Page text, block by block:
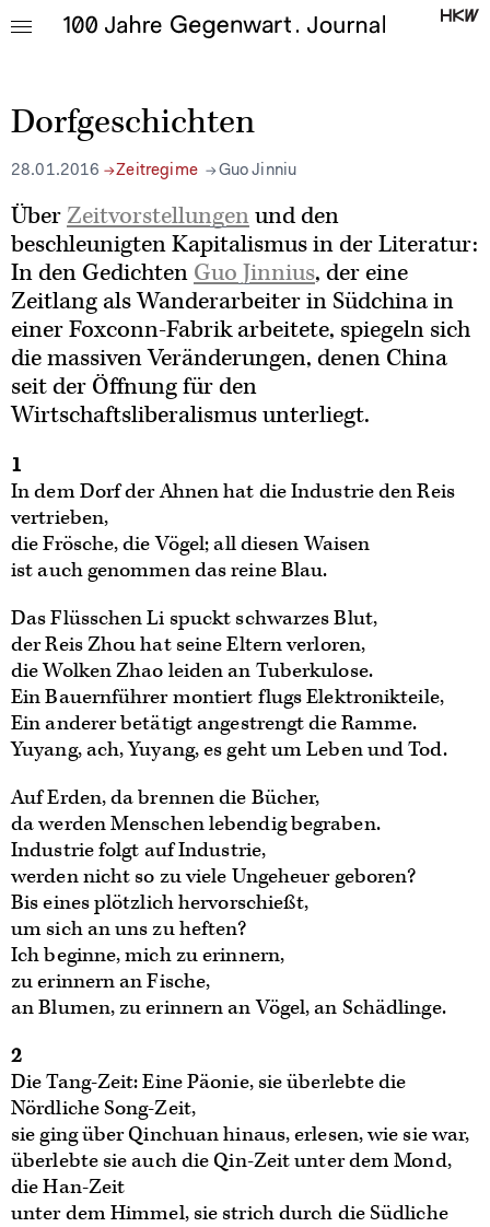
Dorfgeschichten
28.01.2016 Zeitregime Guo Jinniu
Über Zeitvorstellungenund den
beschleunigten Kapitalismus in der Literatur:
In den Gedichten Guo Jinnius, der eine
Zeitlang als Wanderarbeiter in Südchina in
einer Foxconn-Fabrik arbeitete, spiegeln sich
die massiven Veränderungen, denen China
seit der Öffnung für den
Wirtschaftsliberalismus unterliegt.
1
In dem Dorf der Ahnen hat die Industrie den Reis
vertrieben,
die Frösche, die Vögel; all diesen Waisen
ist auch genommen das reine Blau.
Das Flüsschen Li spuckt schwarzes Blut,
der Reis Zhou hat seine Eltern verloren,
die Wolken Zhao leiden an Tuberkulose.
Ein Bauernführer montiert flugs Elektronikteile,
Ein anderer betätigt angestrengt die Ramme.
Yuyang, ach, Yuyang, es geht um Leben und Tod.
Auf Erden, da brennen die Bücher,
da werden Menschen lebendig begraben.
Industrie folgt auf Industrie,
werden nicht so zu viele Ungeheuer geboren?
Bis eines plötzlich hervorschießt,
um sich an uns zu heften?
Ich beginne, mich zu erinnern,
zu erinnern an Fische,
an Blumen, zu erinnern an Vögel, an Schädlinge.
2
Die Tang-Zeit: Eine Päonie, sie überlebte die
Nördliche Song-Zeit,
sie ging über Qinchuan hinaus, erlesen, wie sie war,
überlebte sie auch die Qin-Zeit unter dem Mond,
die Han-Zeit
unter dem Himmel, sie strich durch die Südliche